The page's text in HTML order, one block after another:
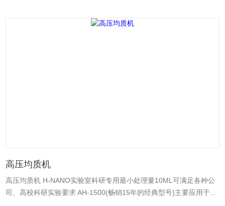
高压均质机
高压均质机 H-NANO实验室科研专用最小处理量10ML可满足各种公
司、高校科研实验要求 AH-1500(畅销15年的经典型号)主要应用于大